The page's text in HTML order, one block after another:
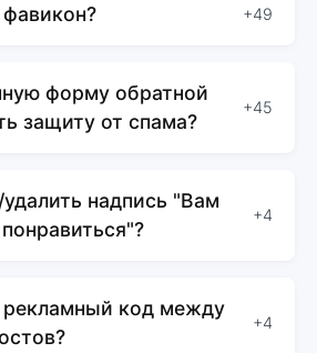
+49
форму обратной
защиту от спама?
+45
надпись "Вам
+4
рекламный код между
+4